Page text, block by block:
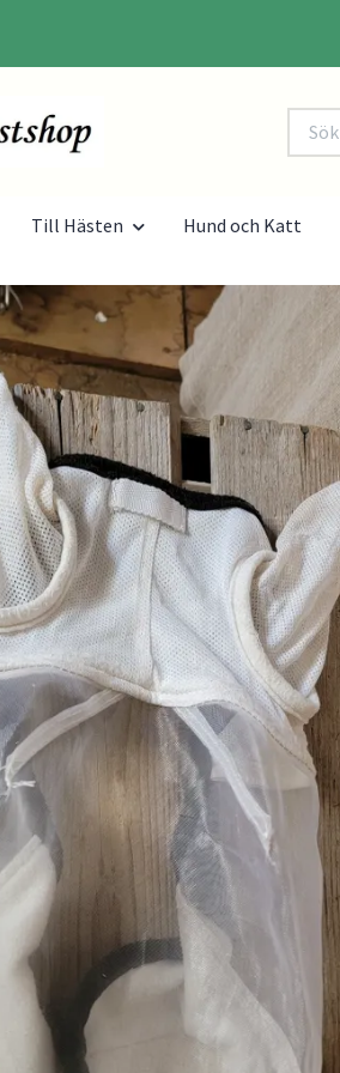
Till Hästen Hund och Katt